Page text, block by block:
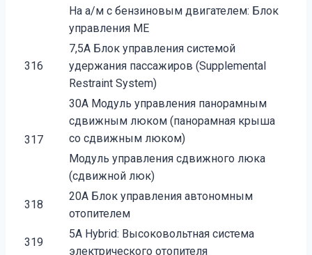
На а/м с бензиновым двигателем: Блок
управления ME
316
7,5A Блок управления системой
удержания пассажиров (Supplemental
Restraint System)
317
30A Модуль управления панорамным
сдвижным люком (панорамная крыша
со сдвижным люком)
Модуль управления сдвижного люка
(сдвижной люк)
318
20A Блок управления автономным
отопителем
319
5A Hybrid: Высоковольтная система
электрического отопителя